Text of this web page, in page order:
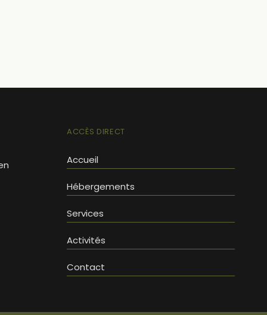
ACCÈS DIRECT
Accueil
Hébergements
Services
Activités
Contact